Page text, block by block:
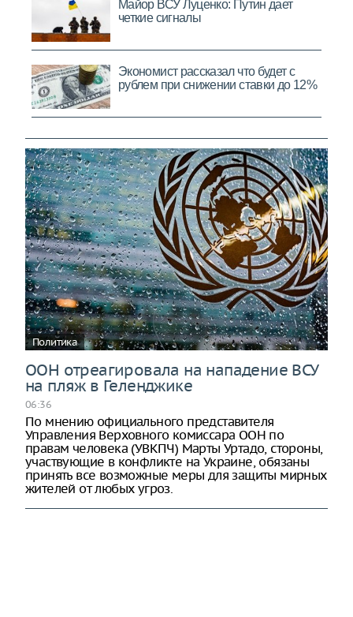
Политика
ООН отреагировала на нападение ВСУ
на пляж в Геленджике
06:36
По мнению официального представителя
Управления Верховного комиссара ООН по
правам человека (УВКПЧ) Марты Уртадо, стороны,
участвующие в конфликте на Украине, обязаны
принять все возможные меры для защиты мирных
жителей от любых угроз.